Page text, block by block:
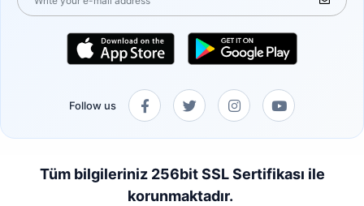
Follow us
Tüm bilgileriniz 256bit SSL Sertifikası ile
korunmaktadır.